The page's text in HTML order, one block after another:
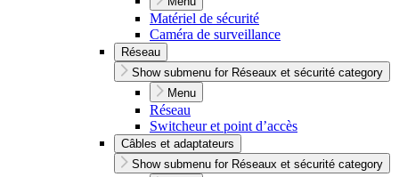
Matériel de sécurité
Caméra de surveillance
Réseau
Show submenu for Réseaux et sécurité category
Menu
Réseau
Switcheur et point d’accès
Câbles et adaptateurs
Show submenu for Réseaux et sécurité category